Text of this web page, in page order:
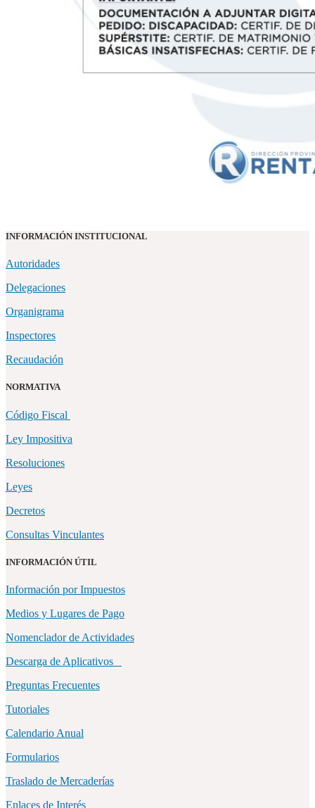
INFORMACIÓN INSTITUCIONAL
Autoridades
Delegaciones
Organigrama
Inspectores
Recaudación
NORMATIVA
Código Fiscal
Ley Impositiva
Resoluciones
Leyes
Decretos
Consultas Vinculantes
INFORMACIÓN ÚTIL
Información por Impuestos
Medios y Lugares de Pago
Nomenclador de Actividades
Descarga de Aplicativos
Preguntas Frecuentes
Tutoriales
Calendario Anual
Formularios
Traslado de Mercaderías
Enlaces de Interés